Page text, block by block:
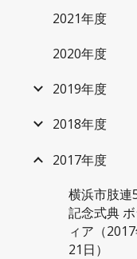
2021年度
2020年度
2019年度
2018年度
2017年度
横浜市肢連
記念式典
ィア（
21日）